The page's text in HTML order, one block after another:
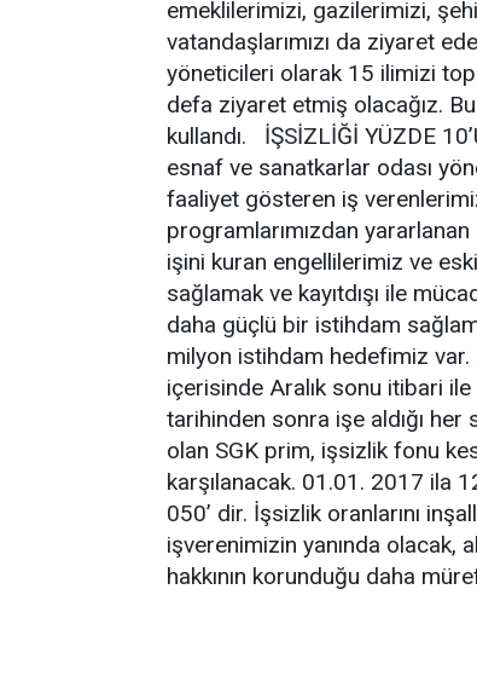
emeklilerimizi, gazilerimizi,
vatandaşlarımızı da ziyaret
yöneticileri olarak 15 ilimizi
defa ziyaret etmiş olacağız.
kullandı. İŞSİZLİĞİ YÜZDE
esnaf ve sanatkarlar odası
faaliyet gösteren iş
programlarımızdan yararlanan
işini kuran engellilerimiz ve
sağlamak ve kayıtdışı ile
daha güçlü bir istihdam
milyon istihdam hedefimiz var.
içerisinde Aralık sonu itibari ile
tarihinden sonra işe aldığı
olan SGK prim, işsizlik fonu
karşılanacak. 01.01. 2017 ila
050’ dir. İşsizlik oranlarını
işverenimizin yanında olacak,
hakkının korunduğu daha